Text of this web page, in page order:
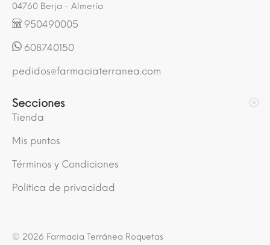
04760 Berja - Almería
950490005
608740150
pedidos@farmaciaterranea.com
Secciones
Tienda
Mis puntos
Términos y Condiciones
Política de privacidad
© 2026 Farmacia Terránea Roquetas